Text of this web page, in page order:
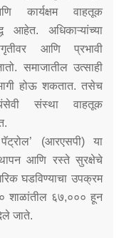
कार्यक्षम वाहतूक
आहेत. अधिकाऱ्यांच्या
आणि प्रभावी
समाजातील उत्साही
होऊ शकतात. तसेच
संस्था वाहतूक
(आरएसपी) या
आणि रस्ते सुरक्षेचे
घडविण्याचा उपक्रम
शाळांतील ६७,००० हून
जाते.